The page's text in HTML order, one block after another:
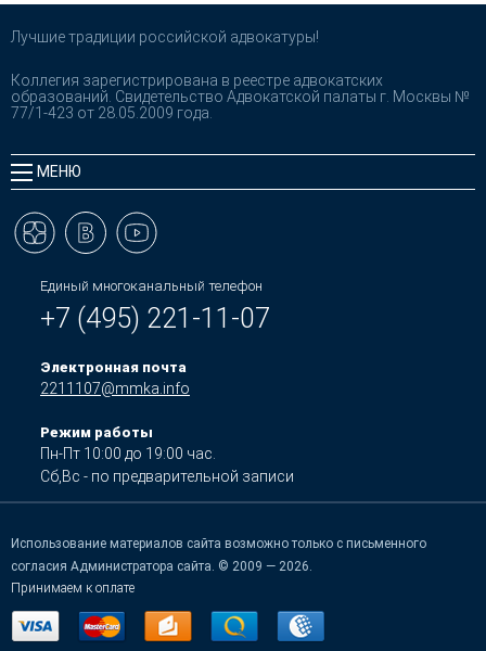
Лучшие традиции российской адвокатуры!
Коллегия зарегистрирована в реестре адвокатских
образований. Свидетельство Адвокатской палаты г. Москвы №
77/1-423 от 28.05.2009 года.
МЕНЮ
Единый многоканальный телефон
+7 (495) 221-11-07
Электронная почта
2211107@mmka.info
Режим работы
Пн-Пт 10:00 до 19:00 час.
Сб,Вс - по предварительной записи
Использование материалов сайта возможно только с письменного
согласия Администратора сайта. © 2009 — 2026.
Принимаем к оплате